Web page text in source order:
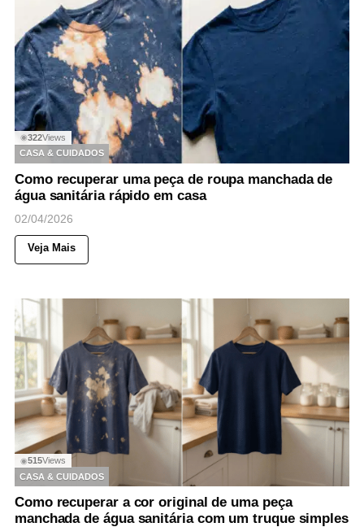
◉322Views
CASA & CUIDADOS
Como recuperar uma peça de roupa manchada de
água sanitária rápido em casa
02/04/2026
Veja Mais
◉515Views
CASA & CUIDADOS
Como recuperar a cor original de uma peça
manchada de água sanitária com um truque simples